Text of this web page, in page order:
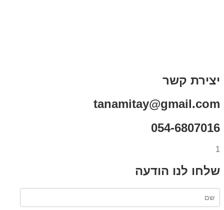
יצירת קשר
tanamitay@gmail.com
054-6807016
1
שלחו לנו הודעה